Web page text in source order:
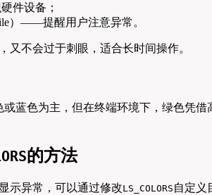
件设备；
）——提醒用户注意异常。
又不会过于刺眼，适合长时间操作。
蓝色为主，但在终端环境下，绿色凭
的方法
示异常，可以通过修改LS_COLORS 自定义